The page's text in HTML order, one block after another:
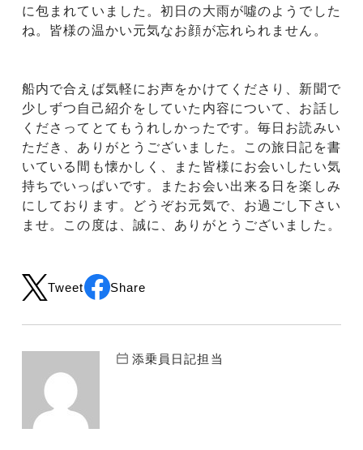
に包まれていました。初日の大雨が噓のようでした
ね。皆様の温かい元気なお顔が忘れられません。
船内で合えば気軽にお声をかけてくださり、新聞で
少しずつ自己紹介をしていた内容について、お話し
くださってとてもうれしかったです。毎日お読みい
ただき、ありがとうございました。この旅日記を書
いている間も懐かしく、また皆様にお会いしたい気
持ちでいっぱいです。またお会い出来る日を楽しみ
にしております。どうぞお元気で、お過ごし下さい
ませ。この度は、誠に、ありがとうございました。
Tweet Share
添乗員日記担当